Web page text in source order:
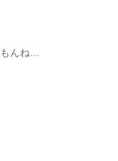
んね…